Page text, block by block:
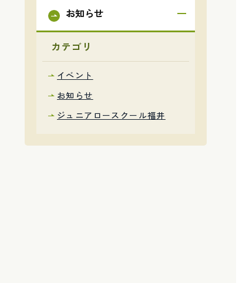
お知らせ
カテゴリ
イベント
お知らせ
ジュニアロースクール福井